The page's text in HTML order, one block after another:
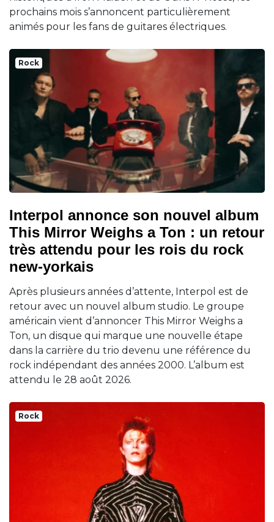
prochains mois s’annoncent particulièrement
animés pour les fans de guitares électriques.
Rock
Interpol annonce son nouvel album
This Mirror Weighs a Ton : un retour
très attendu pour les rois du rock
new-yorkais
Après plusieurs années d’attente, Interpol est de
retour avec un nouvel album studio. Le groupe
américain vient d’annoncer This Mirror Weighs a
Ton, un disque qui marque une nouvelle étape
dans la carrière du trio devenu une référence du
rock indépendant des années 2000. L’album est
attendu le 28 août 2026.
Rock